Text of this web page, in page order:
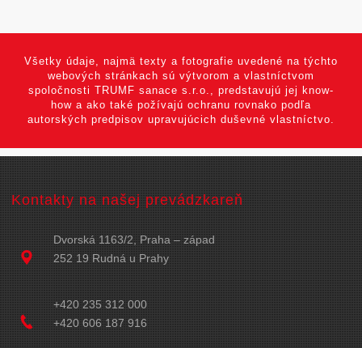
Všetky údaje, najmä texty a fotografie uvedené na týchto
webových stránkach sú výtvorom a vlastníctvom
spoločnosti TRUMF sanace s.r.o., predstavujú jej know-
how a ako také požívajú ochranu rovnako podľa
autorských predpisov upravujúcich duševné vlastníctvo.
Kontakty na našej prevádzkareň
Dvorská 1163/2, Praha – západ
252 19 Rudná u Prahy
+420 235 312 000
+420 606 187 916